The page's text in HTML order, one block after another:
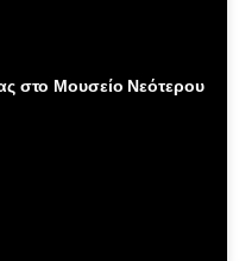
στο Μουσείο Νεότερου